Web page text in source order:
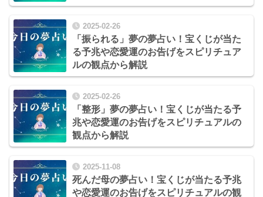
2025-02-26
「振られる」夢の夢占い！宝くじが当た
る予兆や恋愛運のお告げをスピリチュア
ルの観点から解説
2025-02-26
「整形」夢の夢占い！宝くじが当たる予
兆や恋愛運のお告げをスピリチュアルの
観点から解説
2025-11-08
死んだ母の夢占い！宝くじが当たる予兆
や恋愛運のお告げをスピリチュアルの観